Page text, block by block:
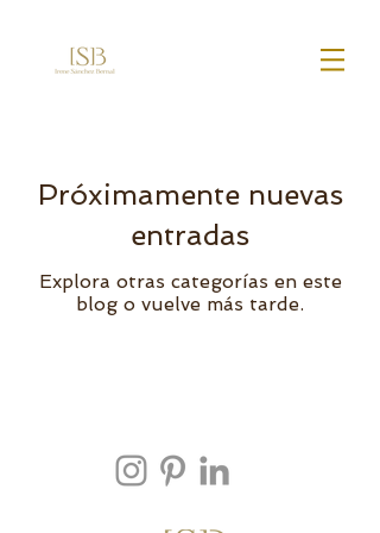
Próximamente nuevas
entradas
Explora otras categorías en este
blog o vuelve más tarde.